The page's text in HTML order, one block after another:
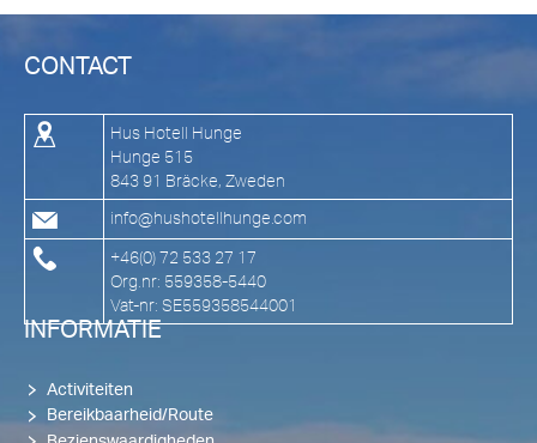
CONTACT
Hus Hotell Hunge
Hunge 515
843 91 Bräcke, Zweden
info@hushotellhunge.com
+46(0) 72 533 27 17
Org.nr: 559358-5440
Vat-nr: SE559358544001
INFORMATIE
Activiteiten
Bereikbaarheid/Route